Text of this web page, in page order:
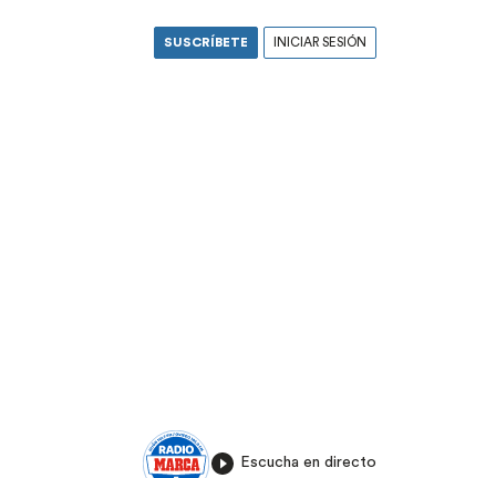
SUSCRÍBETE INICIAR SESIÓN
Escucha en directo